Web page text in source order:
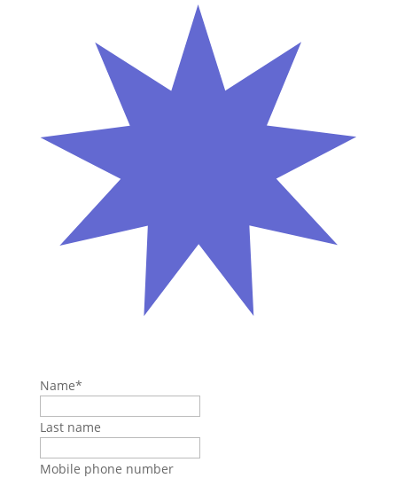
Name*
Last name
Mobile phone number